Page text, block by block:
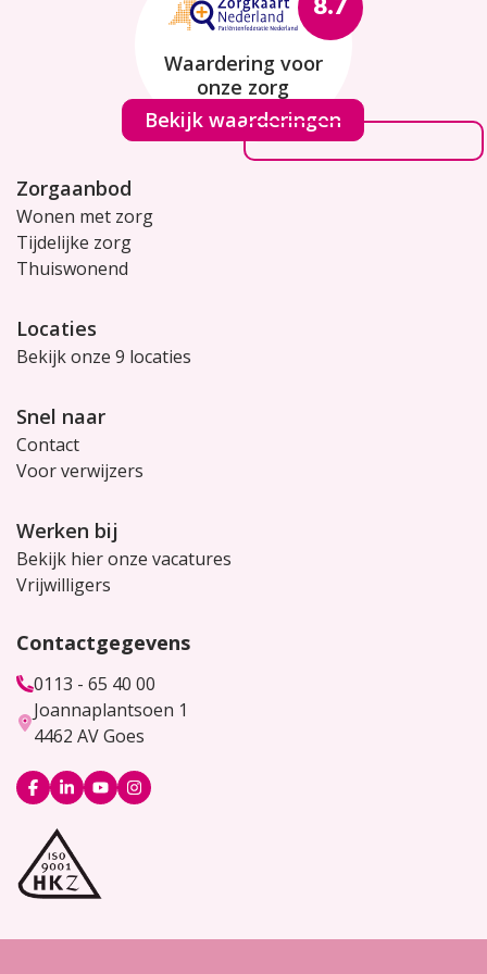
Waardering voor
onze zorg
Bekijk waarderingen
Zorgaanbod
Wonen met zorg
Tijdelijke zorg
Thuiswonend
Locaties
Bekijk onze 9 locaties
Snel naar
Contact
Voor verwijzers
Werken bij
Bekijk hier onze vacatures
Vrijwilligers
Contactgegevens
0113 - 65 40 00
Joannaplantsoen 1
4462 AV Goes
Logo
Facebook
Logo
LinkedIn
LogoLogo